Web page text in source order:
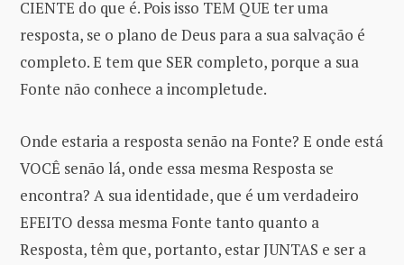
CIENTE do que é. Pois isso TEM QUE ter uma
resposta, se o plano de Deus para a sua salvação é
completo. E tem que SER completo, porque a sua
Fonte não conhece a incompletude.
Onde estaria a resposta senão na Fonte? E onde está
VOCÊ senão lá, onde essa mesma Resposta se
encontra? A sua identidade, que é um verdadeiro
EFEITO dessa mesma Fonte tanto quanto a
Resposta, têm que, portanto, estar JUNTAS e ser a